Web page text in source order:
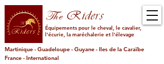
TheRiders
Équipements pour le cheval, le cavalier,
l'écurie, la maréchalerie et l'élevage
Martinique - Guadeloupe - Guyane - Iles de la Caraïbe
France - International